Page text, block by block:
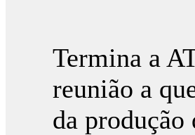
Termina a
reunião a
da produção